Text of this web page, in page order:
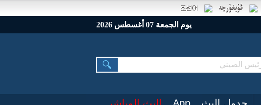
يوم الجمعة 07 أغسطس 2026